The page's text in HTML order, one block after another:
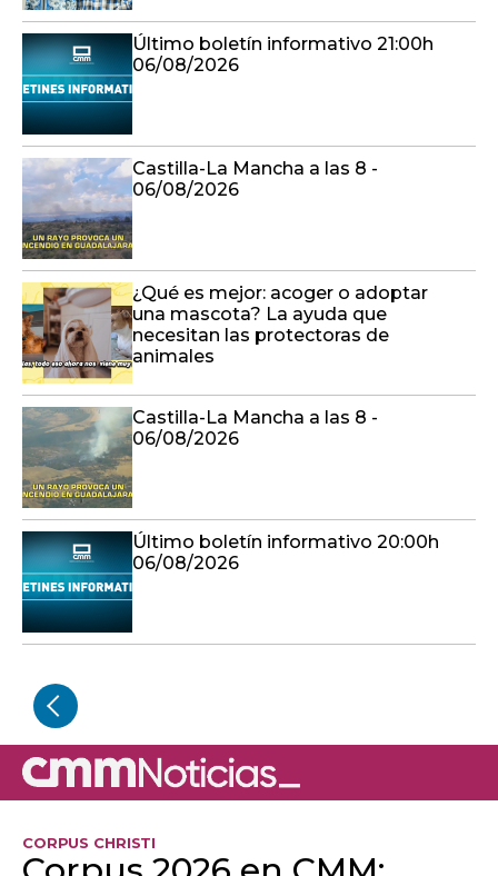
Último boletín informativo 21:00h
06/08/2026
Castilla-La Mancha a las 8 -
06/08/2026
¿Qué es mejor: acoger o adoptar
una mascota? La ayuda que
necesitan las protectoras de
animales
Castilla-La Mancha a las 8 -
06/08/2026
Último boletín informativo 20:00h
06/08/2026
CORPUS CHRISTI